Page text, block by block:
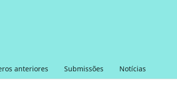
anteriores Submissões Notícias